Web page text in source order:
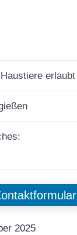
erlaubt
2025